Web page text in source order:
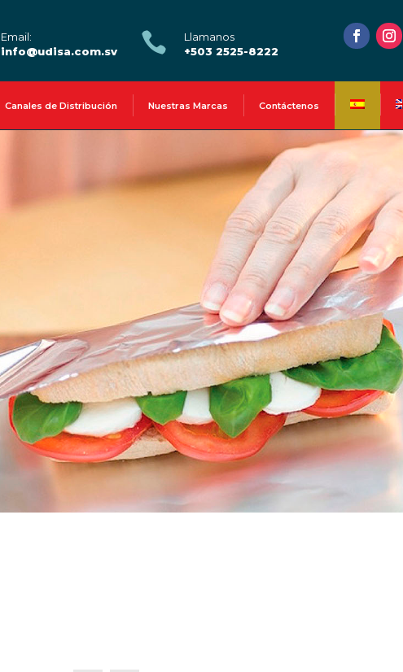
Email:
info@udisa.com.sv

Llamanos
+503 2525-8222
Canales de Distribución Nuestras Marcas Contáctenos